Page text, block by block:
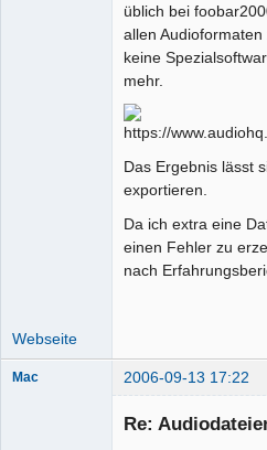
üblich bei
allen
keine
mehr.
Das Ergebnis lässt
exportieren.
Da ich extra eine
einen Fehler zu
nach
Webseite
Mac 2006-09-13 17:22
Re: